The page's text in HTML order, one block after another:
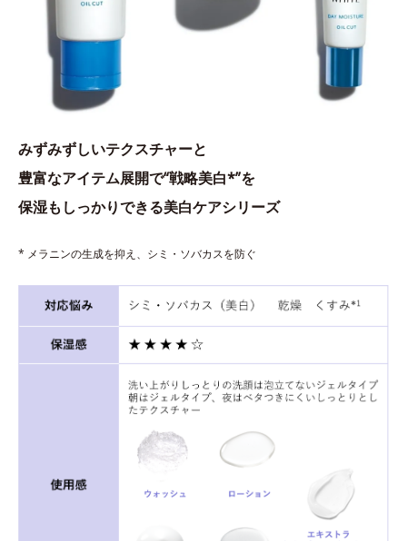
みずみずしいテクスチャーと
豊富なアイテム展開で“戦略美白*”を
保湿もしっかりできる美白ケアシリーズ
* メラニンの生成を抑え、シミ・ソバカスを防ぐ